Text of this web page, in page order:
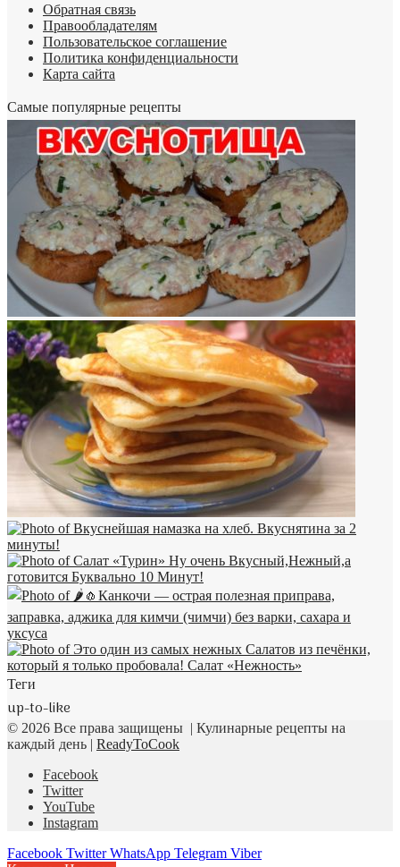
Обратная связь
Правообладателям
Пользовательское соглашение
Политика конфиденциальности
Карта сайта
Самые популярные рецепты
Теги
up-to-like
© 2026 Все права защищены | Кулинарные рецепты на
каждый день | ReadyToCook
Facebook
Twitter
YouTube
Instagram
Facebook Twitter WhatsApp Telegram Viber